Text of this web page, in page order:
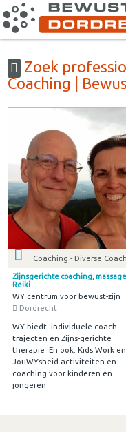
Zoek
Coaching |
Coaching - Diverse
Zijnsgerichte coaching,
Reiki
WY centrum voor bewust-zijn
Dordrecht
WY biedt individuele coach
trajecten en Zijns-gerichte
therapie En ook: Kids Work en
JouWYsheid activiteiten en
coaching voor kinderen en
jongeren